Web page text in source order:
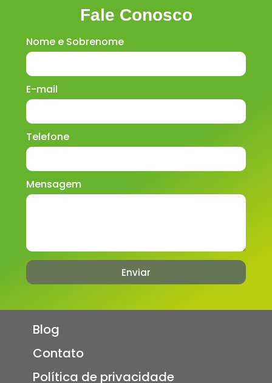
Fale Conosco
Nome e Sobrenome
E-mail
Telefone
Mensagem
Enviar
Blog
Contato
Política de privacidade